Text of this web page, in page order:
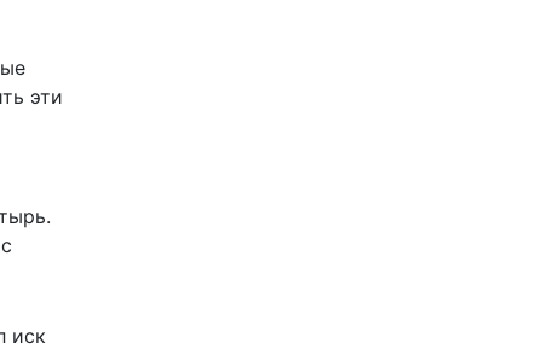
эти
иск